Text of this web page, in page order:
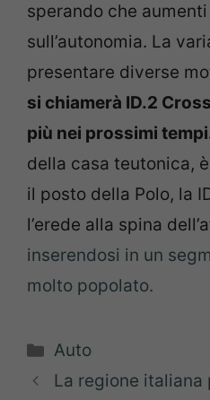
sperando che
sull’autonomia. La
presentare diverse
si chiamerà ID.2
più nei prossimi
della casa teutonica,
il posto della Polo, la
l’erede alla spina
inserendosi in un
molto popolato.
Categorie
Auto
La regione italiana